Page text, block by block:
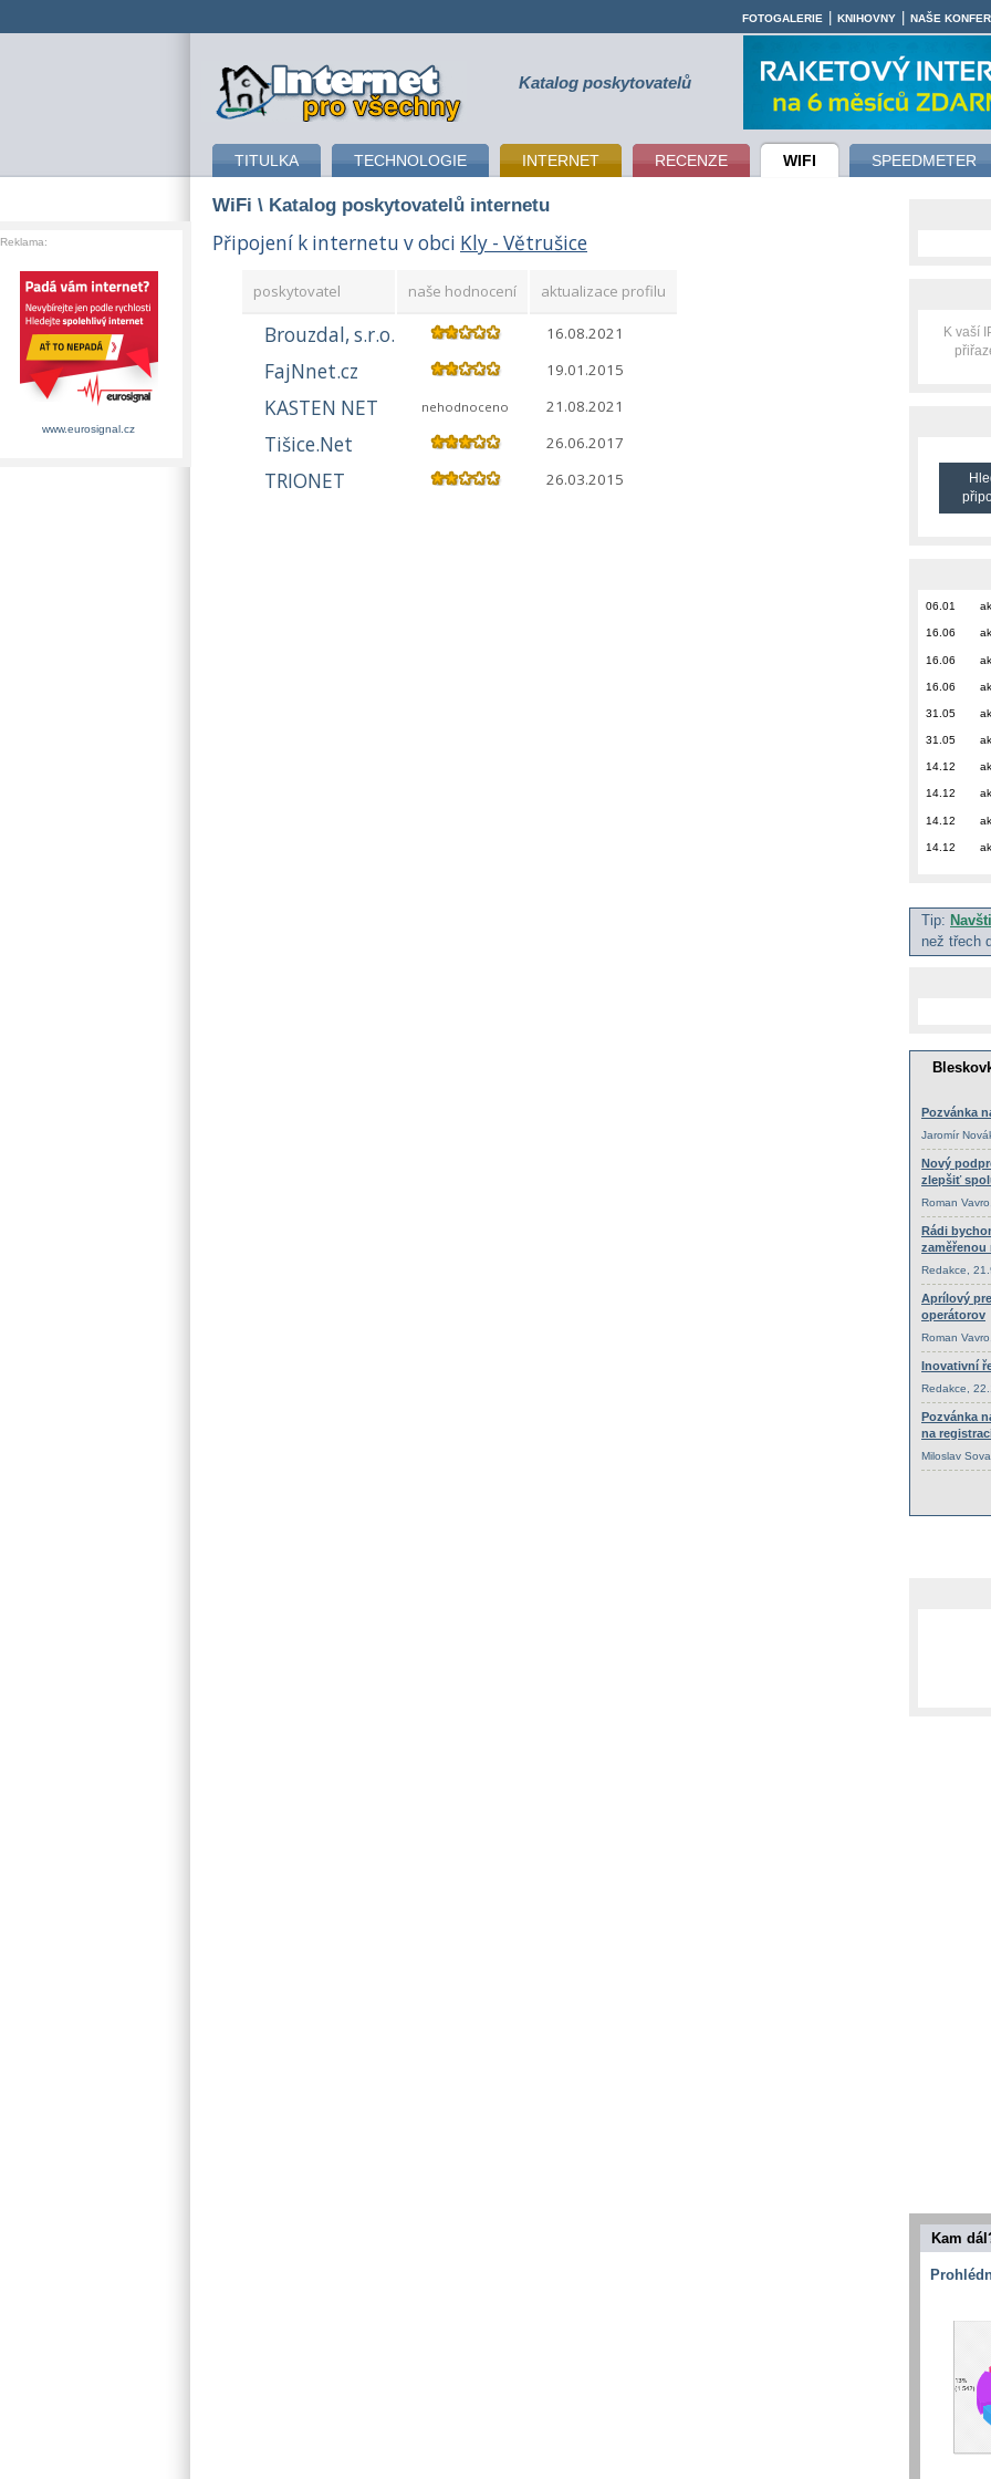
připojení k internetu Katalog poskytovatelů
TITULKA TECHNOLOGIE INTERNET RECENZE WIFI SPEEDMETER
FOTOGALERIE KNIHOVNY NAŠE
WiFi \ Katalog poskytovatelů internetu
Připojení k internetu v obci Kly - Větrušice
poskytovatel naše hodnocení aktualizace profilu
Brouzdal, s.r.o. 16.08.2021
FajNnet.cz 19.01.2015
KASTEN NET nehodnoceno 21.08.2021
Tišice.Net 26.06.2017
TRIONET 26.03.2015
K vaší
06.01
16.06
16.06
16.06
31.05
31.05
14.12
14.12
14.12
14.12
Tip:
než třech
Kam
Reklama:
www.eurosignal.cz